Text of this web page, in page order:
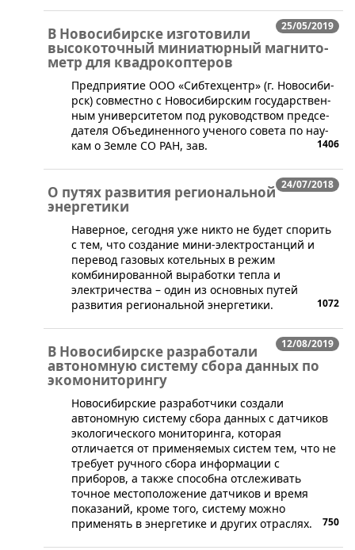
25/05/2019
В Новосибирске из­го­то­ви­ли
вы­со­ко­точ­ный ми­ни­а­тюр­ный ма­г­ни­то­
метр для квадрокоптеров
​​Пред­при­я­тие ООО «Си­б­тех­цен­тр» (г. Но­во­си­би­
р­ск) со­в­ме­ст­но с Но­во­си­би­р­ским го­су­дар­ствен­
ным уни­вер­си­те­том под ру­ко­вод­ством пред­се­
да­те­ля Объ­е­ди­нен­но­го уче­но­го со­ве­та по на­у­
кам о Зе­м­ле СО РАН, зав.
1406
24/07/2018
О путях развития региональной
энергетики
Наверное, сегодня уже никто не будет спорить
с тем, что создание мини-электростанций и
перевод газовых котельных в режим
комбинированной выработки тепла и
электричества – один из основных путей
развития региональной энергетики.
1072
12/08/2019
В Новосибирске разработали
автономную систему сбора данных по
экомониторингу
​Новосибирские разработчики создали
автономную систему сбора данных с датчиков
экологического мониторинга, которая
отличается от применяемых систем тем, что не
требует ручного сбора информации с
приборов, а также способна отслеживать
точное местоположение датчиков и время
показаний, кроме того, систему можно
применять в энергетике и других отраслях.
750